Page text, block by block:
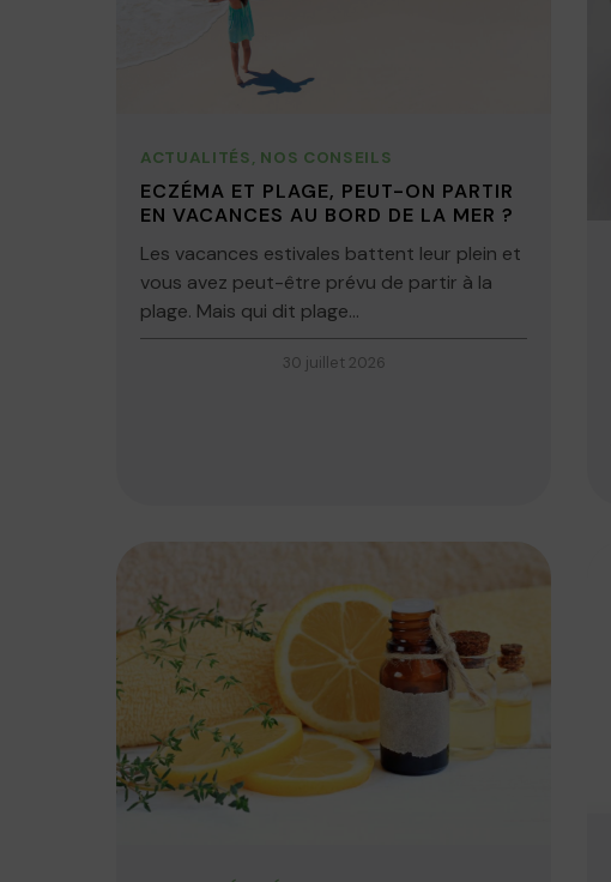
ACTUALITÉS, NOS CONSEILS
ECZÉMA ET PLAGE, PEUT-ON PARTIR
EN VACANCES AU BORD DE LA MER ?
Les vacances estivales battent leur plein et
vous avez peut-être prévu de partir à la
plage. Mais qui dit plage...
30 juillet 2026